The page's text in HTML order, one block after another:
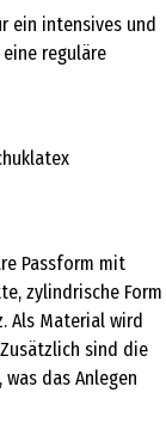
ein intensives und
reguläre
Passform mit
zylindrische Form
Als Material wird
sind die
das Anlegen